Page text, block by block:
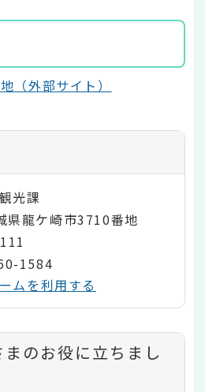
（外部サイト）
光課
龍ケ崎市3710番地
1584
ムを利用する
のお役に立ちまし